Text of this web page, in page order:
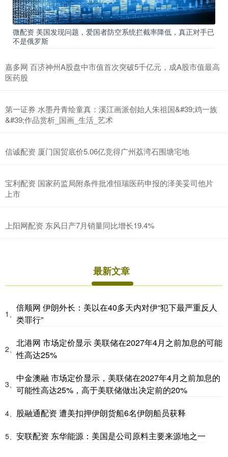
微配资 美国发现问题，爱国者防空系统拦截率降低，真正对手已
不是俄罗斯
嘉多网 百济神州A股盘中市值首次突破5千亿元，成A股市值最高
医药股
第一证券 水墨丹青绘童真：溪江画派创始人朱祖国&#39;鸡一族
&#39;作品赏析_国画_生活_艺术
信诚配资 厦门国贸底价5.06亿竞得广州荔湾石围塘宅地
宝利配资 国家药监局附条件批准恒瑞医药申报的泽美妥司他片
上市
上阳网配资 东风日产7月销量同比增长19.4%
最新文章
1、
倍顺网 伊朗外长：美以在40多天内对伊“犯下最严重反人
类罪行”
2、
北港网 市场定价显示 美联储在2027年4月之前加息的可能
性高达25%
3、
中金澳融 市场定价显示，美联储在2027年4月之前加息的
可能性高达25%，高于美联储做出决定前的20%
4、 股融通配资 遭美扣押伊朗货船6名伊朗船员获释
5、 安联配资 东华能源：美国是公司原料主要来源地之一